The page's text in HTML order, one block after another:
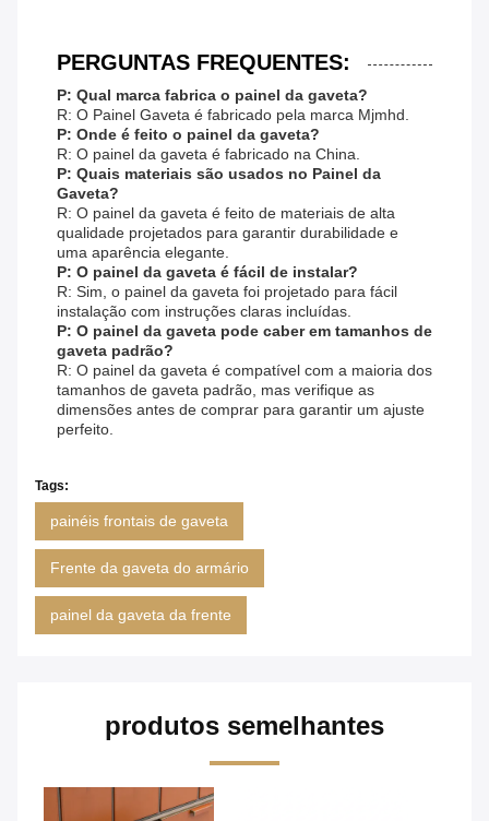
PERGUNTAS FREQUENTES:
P: Qual marca fabrica o painel da gaveta?
R: O Painel Gaveta é fabricado pela marca Mjmhd.
P: Onde é feito o painel da gaveta?
R: O painel da gaveta é fabricado na China.
P: Quais materiais são usados ​​no Painel da
Gaveta?
R: O painel da gaveta é feito de materiais de alta
qualidade projetados para garantir durabilidade e
uma aparência elegante.
P: O painel da gaveta é fácil de instalar?
R: Sim, o painel da gaveta foi projetado para fácil
instalação com instruções claras incluídas.
P: O painel da gaveta pode caber em tamanhos de
gaveta padrão?
R: O painel da gaveta é compatível com a maioria dos
tamanhos de gaveta padrão, mas verifique as
dimensões antes de comprar para garantir um ajuste
perfeito.
Tags:
painéis frontais de gaveta
Frente da gaveta do armário
painel da gaveta da frente
produtos semelhantes